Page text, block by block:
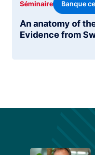
An anatomy of
Evidence from
Séminaire Banque